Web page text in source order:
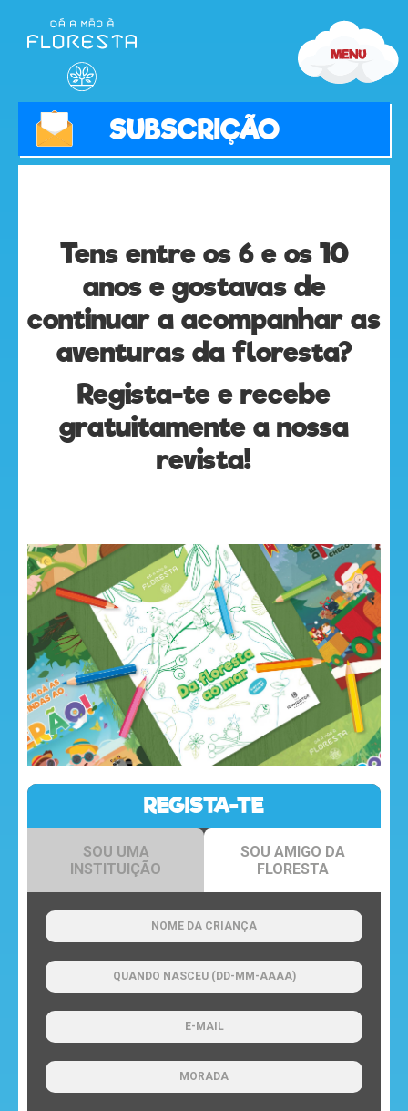
olá
desenhos
mega
jogos
eventos
Recebe
revista
SUBSCRIÇÃO
Tens entre os 6 e os 10
anos e gostavas de
continuar a acompanhar as
aventuras da floresta?
Regista-te e recebe
gratuitamente a nossa
revista!
REGISTA-TE
SOU UMA
INSTITUIÇÃO
SOU AMIGO DA
FLORESTA